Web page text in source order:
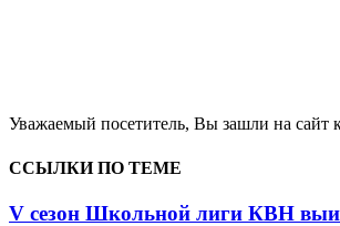
Уважаемый посетитель, Вы зашли на сайт
ССЫЛКИ ПО ТЕМЕ
V сезон Школьной лиги КВН